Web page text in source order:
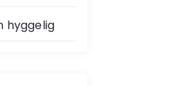
hyggelig